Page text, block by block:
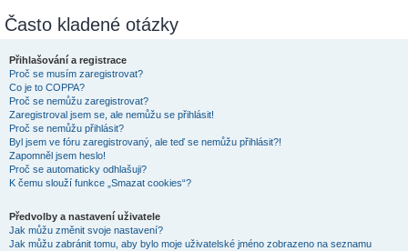
Často kladené otázky
Přihlašování a registrace
Proč se musím zaregistrovat?
Co je to COPPA?
Proč se nemůžu zaregistrovat?
Zaregistroval jsem se, ale nemůžu se přihlásit!
Proč se nemůžu přihlásit?
Byl jsem ve fóru zaregistrovaný, ale teď se nemůžu přihlásit?!
Zapomněl jsem heslo!
Proč se automaticky odhlašuji?
K čemu slouží funkce „Smazat cookies“?
Předvolby a nastavení uživatele
Jak můžu změnit svoje nastavení?
Jak můžu zabránit tomu, aby bylo moje uživatelské jméno zobrazeno na seznamu